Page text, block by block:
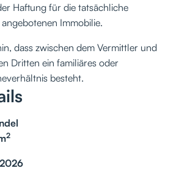
Haftung für die tatsächliche
Immobilie.
dass zwischen dem Vermittler und
Dritten ein familiäres oder
besteht.
2